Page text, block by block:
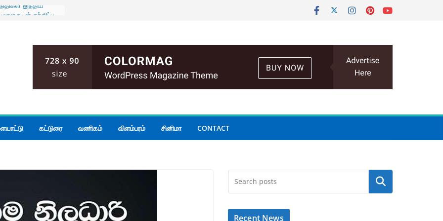
இந்திய
இல்ல
ஆலோசனை
மக்களின்
புதிய
கட்டுரை வணிகம் விளம்பரம் சினிமா CONTACT
Search
Recent News